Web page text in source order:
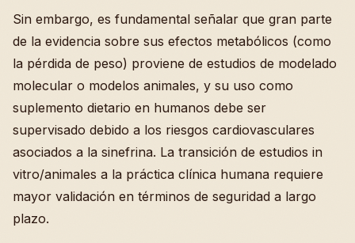
Sin embargo, es fundamental señalar que gran parte
de la evidencia sobre sus efectos metabólicos (como
la pérdida de peso) proviene de estudios de modelado
molecular o modelos animales, y su uso como
suplemento dietario en humanos debe ser
supervisado debido a los riesgos cardiovasculares
asociados a la sinefrina. La transición de estudios in
vitro/animales a la práctica clínica humana requiere
mayor validación en términos de seguridad a largo
plazo.